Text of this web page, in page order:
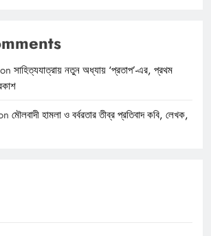
on সাহিত্যযাত্রায় নতুন অধ্যায় ‘প্রতাপ’-এর, প্রথম
মৌলবাদী হামলা ও বর্বরতার তীব্র প্রতিবাদ কবি, লেখক,